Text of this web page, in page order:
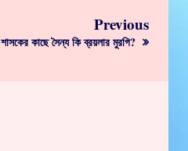
Previous
শাসকের কাছে সৈন্য কি ব্রয়লার মুরগি?